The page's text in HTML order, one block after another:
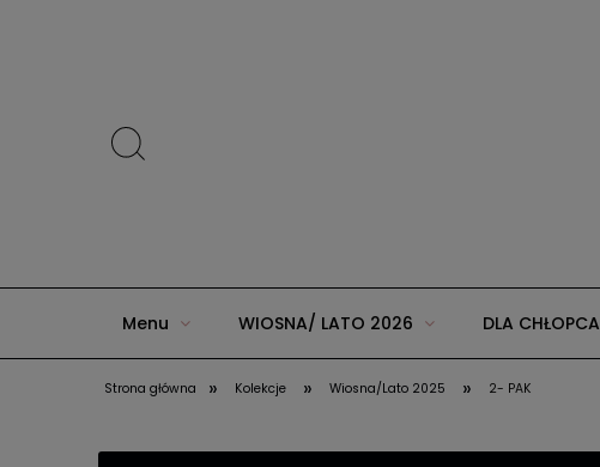
Menu WIOSNA/ LATO 2026 DLA CHŁOPCA
ZIMA 2025 w AGUU KIDS JESIEŃ/ZIMA 2025
Strona główna » Kolekcje » Wiosna/Lato 2025 » 2- PAK